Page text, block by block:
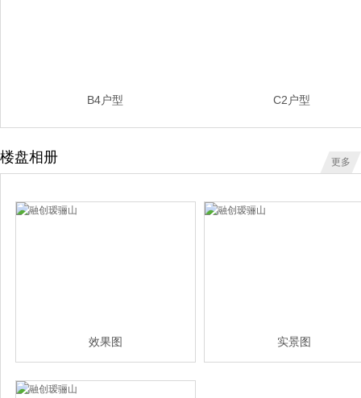
B4户型 C2户型
楼盘相册 更多
效果图 实景图